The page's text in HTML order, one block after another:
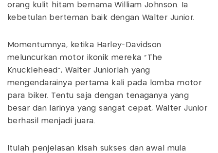
orang kulit hitam bernama William Johnson. Ia
kebetulan berteman baik dengan Walter Junior.
Momentumnya, ketika Harley-Davidson
meluncurkan motor ikonik mereka “The
Knucklehead”, Walter Juniorlah yang
mengendarainya pertama kali pada lomba motor
para biker. Tentu saja dengan tenaganya yang
besar dan larinya yang sangat cepat, Walter Junior
berhasil menjadi juara.
Itulah penjelasan kisah sukses dan awal mula